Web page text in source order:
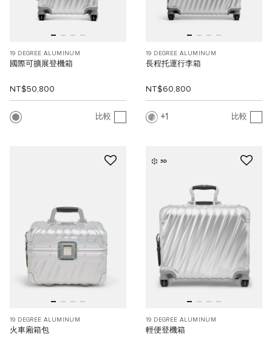
19 DEGREE ALUMINUM
國際可擴展登機箱
NT$50,800
比較
19 DEGREE ALUMINUM
長程托運行李箱
NT$60,800
1 比較
19 DEGREE ALUMINUM
火車廂箱包
3D
19 DEGREE ALUMINUM
輕便登機箱